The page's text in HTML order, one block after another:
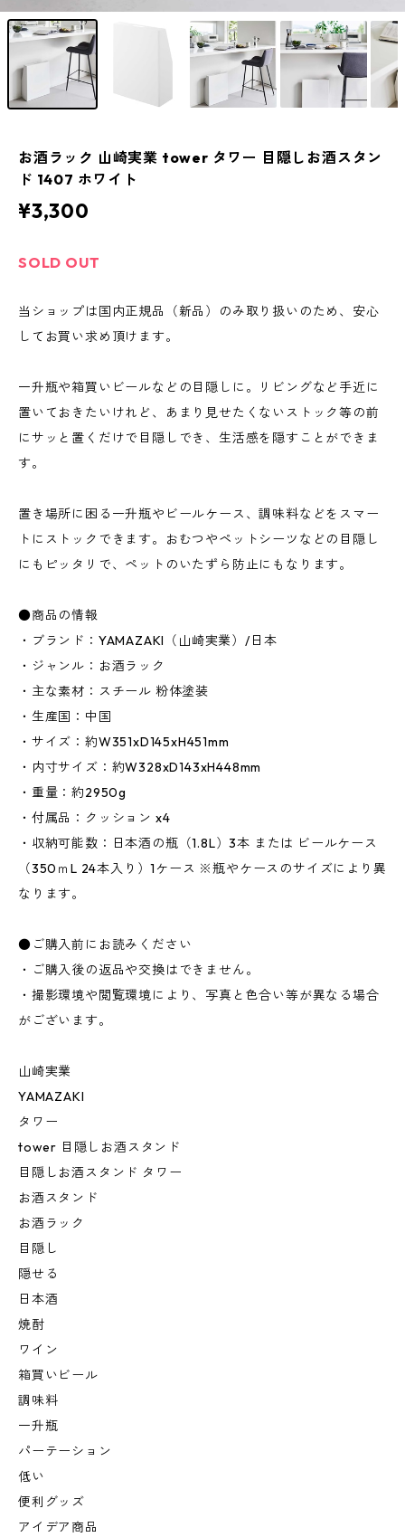
お酒ラック 山崎実業 tower タワー 目隠しお酒スタン
ド 1407 ホワイト
¥3,300
SOLD OUT
当ショップは国内正規品（新品）のみ取り扱いのため、安心
してお買い求め頂けます。
一升瓶や箱買いビールなどの目隠しに。リビングなど手近に
置いておきたいけれど、あまり見せたくないストック等の前
にサッと置くだけで目隠しでき、生活感を隠すことができま
す。
置き場所に困る一升瓶やビールケース、調味料などをスマー
トにストックできます。おむつやペットシーツなどの目隠し
にもピッタリで、ペットのいたずら防止にもなります。
●商品の情報
・ブランド：YAMAZAKI（山崎実業）/日本
・ジャンル：お酒ラック
・主な素材：スチール 粉体塗装
・生産国：中国
・サイズ：約W351xD145xH451mm
・内寸サイズ：約W328xD143xH448mm
・重量：約2950g
・付属品：クッション x4
・収納可能数：日本酒の瓶（1.8L）3本 または ビールケース
（350ｍL 24本入り）1ケース ※瓶やケースのサイズにより異
なります。
●ご購入前にお読みください
・ご購入後の返品や交換はできません。
・撮影環境や閲覧環境により、写真と色合い等が異なる場合
がございます。
山崎実業
YAMAZAKI
タワー
tower 目隠しお酒スタンド
目隠しお酒スタンド タワー
お酒スタンド
お酒ラック
目隠し
隠せる
日本酒
焼酎
ワイン
箱買いビール
調味料
一升瓶
パーテーション
低い
便利グッズ
アイデア商品